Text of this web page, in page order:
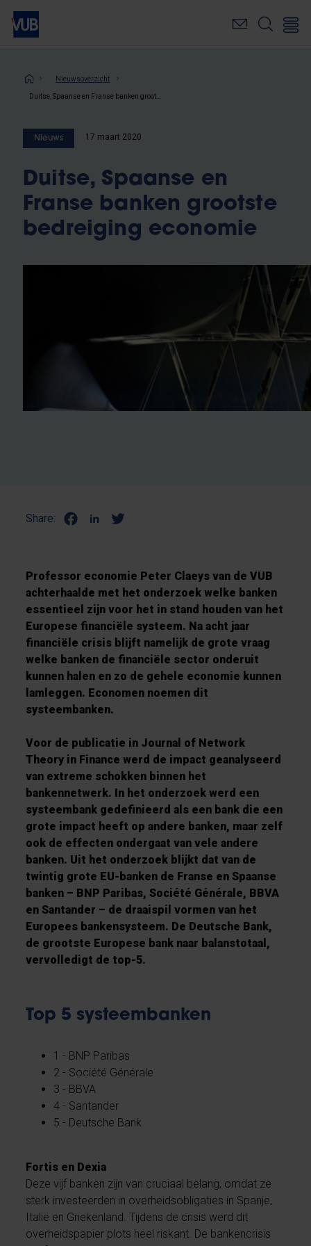
Overslaan
naar
inhoudKruimelpad
Nieuwsoverzicht
Nieuws 17 maart 2020
Duitse, Spaanse en
Franse banken grootste
bedreiging economie
Share:
Professor economie Peter Claeys van de VUB
achterhaalde met het onderzoek welke banken
essentieel zijn voor het in stand houden van het
Europese financiële systeem. Na acht jaar
financiële crisis blijft namelijk de grote vraag
welke banken de financiële sector onderuit
kunnen halen en zo de gehele economie kunnen
lamleggen. Economen noemen dit
systeembanken.
Voor de publicatie in Journal of Network
Theory in Finance werd de impact geanalyseerd
van extreme schokken binnen het
bankennetwerk. In het onderzoek werd een
systeembank gedefinieerd als een bank die een
grote impact heeft op andere banken, maar zelf
ook de effecten ondergaat van vele andere
banken. Uit het onderzoek blijkt dat van de
twintig grote EU-banken de Franse en Spaanse
banken – BNP Paribas, Société Générale, BBVA
en Santander – de draaispil vormen van het
Europees bankensysteem. De Deutsche Bank,
de grootste Europese bank naar balanstotaal,
vervolledigt de top-5.
Top 5 systeembanken
1 - BNP Paribas
2 - Société Générale
3 - BBVA
4 - Santander
5 - Deutsche Bank
Fortis en Dexia
Deze vijf banken zijn van cruciaal belang, omdat ze
sterk investeerden in overheidsobligaties in Spanje,
Italië en Griekenland. Tijdens de crisis werd dit
overheidspapier plots heel riskant. De bankencrisis